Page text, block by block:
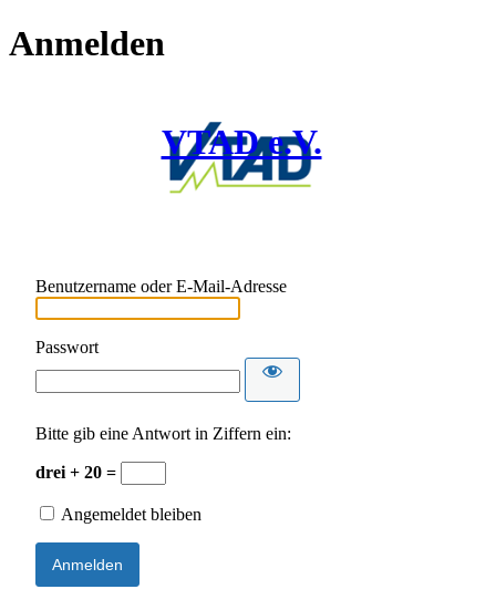
Anmelden
VTAD e.V.
Benutzername oder E-Mail-Adresse
Passwort
Bitte gib eine Antwort in Ziffern ein:
drei + 20 =
Angemeldet bleiben